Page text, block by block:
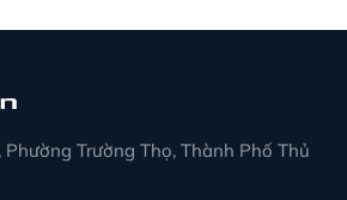
Trường Thọ, Thành Phố Thủ